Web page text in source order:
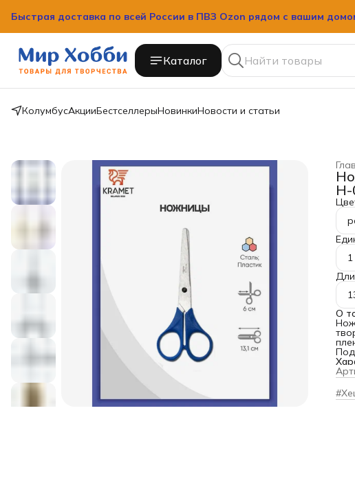
Быстрая доставка по всей России в ПВЗ Ozon рядом с вашим
Каталог
КолумбусАкцииБестселлерыНовинкиНовости и статьи
Н-
1
О